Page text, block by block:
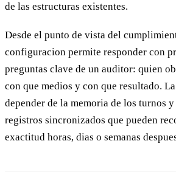
de las estructuras existentes.
Desde el punto de vista del
configuracion permite responder con
preguntas clave de un auditor: quien
con que medios y con que resultado.
depender de la memoria de los turnos y
registros sincronizados que pueden
exactitud horas, dias o semanas